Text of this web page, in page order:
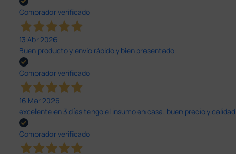
Comprador verificado
13 Abr 2026
Buen producto y envío rápido y bien presentado
Comprador verificado
16 Mar 2026
excelente en 3 días tengo el insumo en casa, buen precio y calidad
Comprador verificado